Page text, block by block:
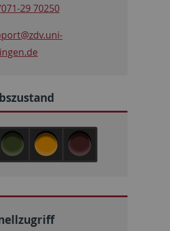
29 70250
@zdv.uni-